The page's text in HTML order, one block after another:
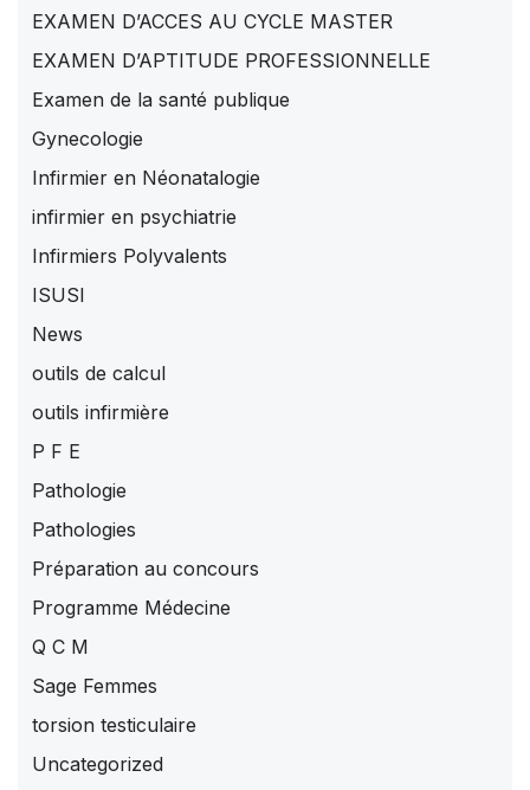
EXAMEN D’ACCES AU CYCLE MASTER
EXAMEN D’APTITUDE PROFESSIONNELLE
Examen de la santé publique
Gynecologie
Infirmier en Néonatalogie
infirmier en psychiatrie
Infirmiers Polyvalents
ISUSI
News
outils de calcul
outils infirmière
P F E
Pathologie
Pathologies
Préparation au concours
Programme Médecine
Q C M
Sage Femmes
torsion testiculaire
Uncategorized